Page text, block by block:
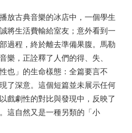
放古典音樂的冰店中，一個學生
將生活費輸給室友；意外看到一
過程，終於離去準備果腹。馬勒
樂，正詮釋了人們的得、失、
也」的生命樣態：全篇要言不
了深意。這個短篇並未展示任何
戲劇性的對比與發現中，反映了
這自然又是一種另類的「小